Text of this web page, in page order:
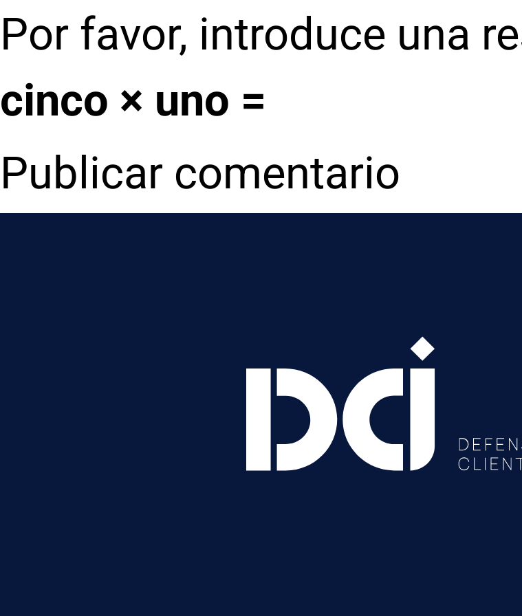
Por favor, introduce una
cinco × uno =